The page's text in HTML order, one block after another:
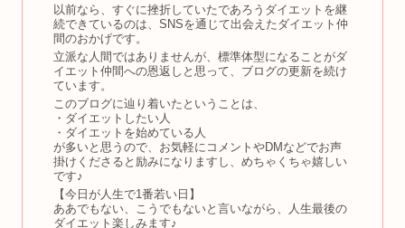
以前なら、すぐに挫折していたであろうダイエットを継
続できているのは、SNSを通じて出会えたダイエット仲
間のおかげです。
立派な人間ではありませんが、標準体型になることがダ
イエット仲間への恩返しと思って、ブログの更新を続け
ています。
このブログに辿り着いたということは、
・ダイエットしたい人
・ダイエットを始めている人
が多いと思うので、お気軽にコメントやDMなどでお声
掛けくださると励みになりますし、めちゃくちゃ嬉しい
です♪
【今日が人生で1番若い日】
ああでもない、こうでもないと言いながら、人生最後の
ダイエット楽しみます♪